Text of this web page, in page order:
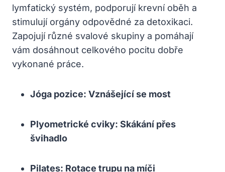
lymfatický systém, podporují krevní oběh a
stimulují orgány odpovědné za detoxikaci.
Zapojují různé svalové skupiny a pomáhají
vám dosáhnout celkového pocitu dobře
vykonané práce.
Jóga pozice: Vznášející se most
Plyometrické cviky: Skákání přes
švihadlo
Pilates: Rotace trupu na míči